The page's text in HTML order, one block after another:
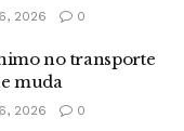
2026 0
no transporte
muda
2026 0